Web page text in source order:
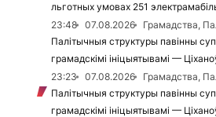
льготных умовах 251
23:48
07.08.2026
Грамадства,
Палітычныя структуры павінны
грамадскімі ініцыятывамі —
23:23
07.08.2026
Грамадства,
Палітычныя структуры павінны
грамадскімі ініцыятывамі —